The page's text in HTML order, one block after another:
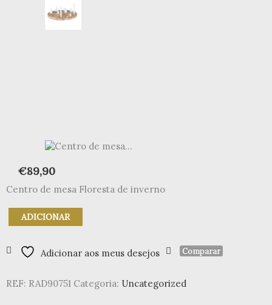
€89,90
Centro de mesa Floresta de inverno
Quantidade
de
de
mesa
de
ADICIONAR
Adicionar aos meus desejos Comparar
REF: RAD90751 Categoria: Uncategorized